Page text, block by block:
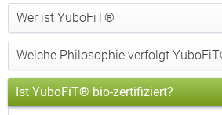
Wer ist YuboFiT®
Welche Philosophie verfolgt
Ist YuboFiT® bio-zertifiziert?